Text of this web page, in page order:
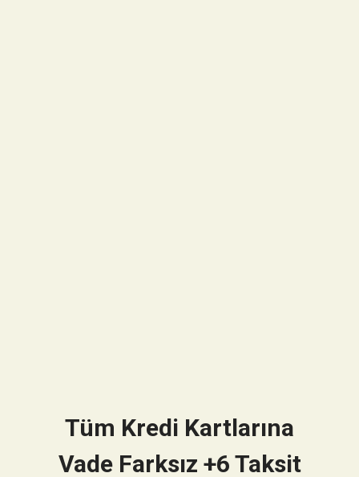
Tüm Kredi Kartlarına
Vade Farksız +6 Taksit